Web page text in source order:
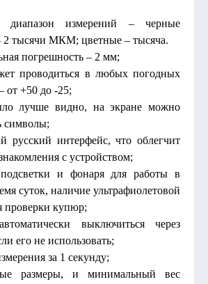
диапазон измерений – черные
2 тысячи МКМ; цветные – тысяча.
погрешность – 2 мм;
проводиться в любых погодных
от +50 до -25;
лучше видно, на экране можно
символы;
русский интерфейс, что облегчит
с устройством;
и фонаря для работы в
суток, наличие ультрафиолетовой
проверки купюр;
выключиться через
его не использовать;
за 1 секунду;
размеры, и минимальный вес